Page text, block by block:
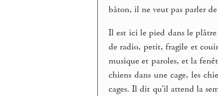
bâton, il ne veut pas parler
Il est ici le pied dans le
de radio, petit, fragile et
musique et paroles, et la
chiens dans une cage, les
cages. Il dit qu’il attend la